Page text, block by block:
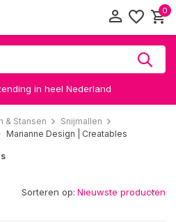
0
leuke verrassing
& Stansen
Snijmallen
Marianne Design | Creatables
Sorteren op: